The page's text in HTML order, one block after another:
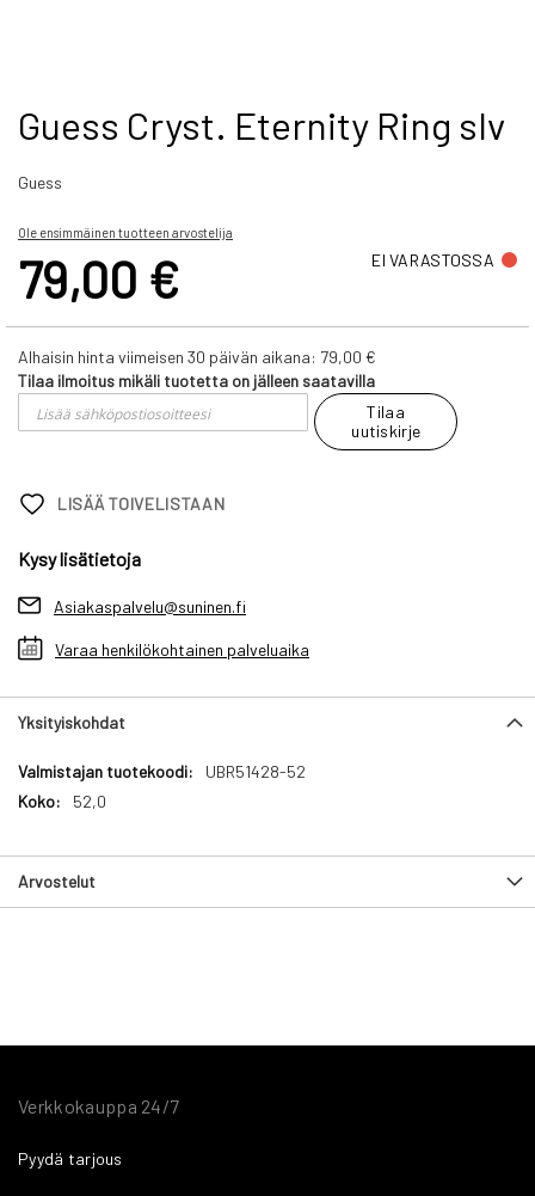
Skip
to
beginning
the
gallery
Guess Cryst. Eternity Ring slv
Guess
Ole ensimmäinen tuotteen arvostelija
79,00 € EI VARASTOSSA
Alhaisin hinta viimeisen 30 päivän aikana: 79,00 €
Tilaa ilmoitus mikäli tuotetta on jälleen saatavilla
Tilaa
uutiskirje
LISÄÄ TOIVELISTAAN
Kysy lisätietoja
Asiakaspalvelu@suninen.fi
Varaa henkilökohtainen palveluaika
Yksityiskohdat
Yksityiskohdat
UBR51428-52
52,0
Arvostelut
Verkkokauppa 24/7
Pyydä tarjous